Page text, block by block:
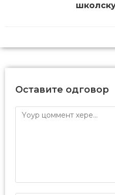
Оставите одговор